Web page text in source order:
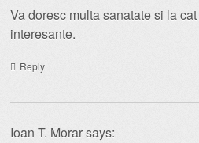
Va doresc multa sanatate si la
interesante.
Reply
Ioan T. Morarsays: